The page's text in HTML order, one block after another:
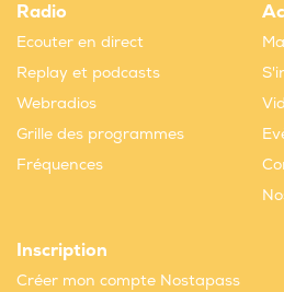
Radio
Ecouter en direct
Replay et podcasts
Webradios
Grille des programmes
Fréquences
Inscription
Créer mon compte Nostapass